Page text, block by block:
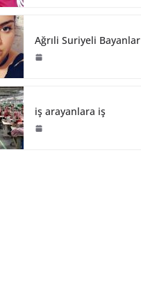
Ağrıli Suriyeli Bayanlar
iş arayanlara iş